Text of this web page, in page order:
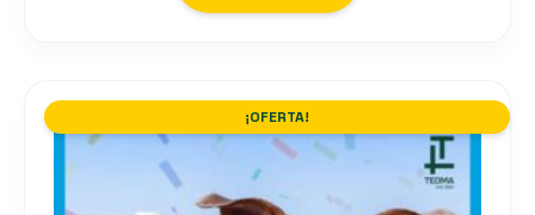
¡OFERTA!